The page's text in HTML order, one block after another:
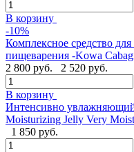
В корзину
-10%
Комплексное средство
пищеварения -Kowa
2 800 руб.
2 520 руб.
В корзину
Интенсивно
Moisturizing Jelly Very
1 850 руб.